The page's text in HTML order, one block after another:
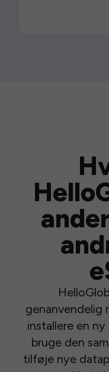
genanvendelig
installere en
bruge den
tilføje nye